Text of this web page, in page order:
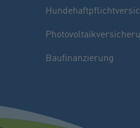
Baufinanzierung